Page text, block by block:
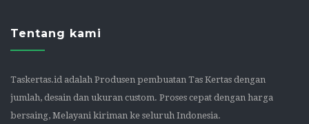
Tentang kami
Taskertas.id adalah Produsen pembuatan Tas Kertas dengan
jumlah, desain dan ukuran custom. Proses cepat dengan harga
bersaing, Melayani kiriman ke seluruh Indonesia.